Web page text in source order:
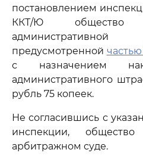
постановлением
ККТ/Ю общество
административной
предусмотренной частью
с назначением
административного
рубль 75 копеек.
Не согласившись с
инспекции,
арбитражном суде.